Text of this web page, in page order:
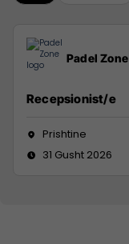
Padel Zone
Recepsionist/e
Prishtine
31 Gusht 2026